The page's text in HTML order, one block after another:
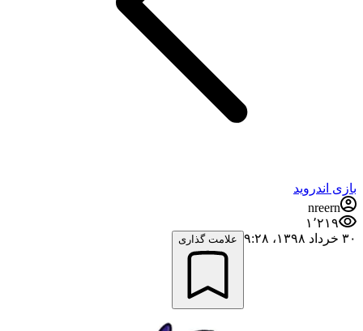
بازی اندروید
nreern
۱٬۲۱۹
۳۰ خرداد ۱۳۹۸،‏ ۹:۲۸
علامت گذاری